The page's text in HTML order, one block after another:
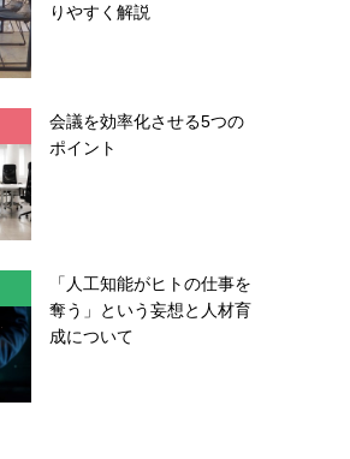
りやすく解説
会議を効率化させる5つの
ポイント
「人工知能がヒトの仕事を
奪う」という妄想と人材育
成について